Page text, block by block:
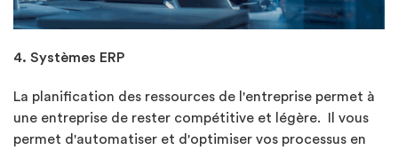
4. Systèmes ERP
La planification des ressources de l'entreprise permet à
une entreprise de rester compétitive et légère. Il vous
permet d'automatiser et d'optimiser vos processus en